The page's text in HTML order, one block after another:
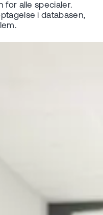
for alle specialer.
i databasen,